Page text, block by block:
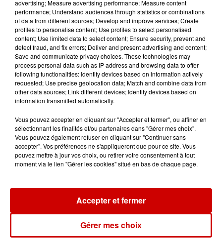
10h20
Incendies suspects en Deux-
Sèvres et en Maine-et-Loire : un
suspect...
8h49
Rennes : enquête ouverte après
un accident impliquant un
8 août 2026
Aide carburant pour les "grands
rouleurs" : le délai pour la...
8 août 2026
Royan : elle tente d’écraser son
ex-conjoint et dit regretter...
advertising; Measure advertising performance; Measure content
performance; Understand audiences through statistics or combinations
of data from different sources; Develop and improve services; Create
profiles to personalise content; Use profiles to select personalised
content; Use limited data to select content; Ensure security, prevent and
detect fraud, and fix errors; Deliver and present advertising and content;
Save and communicate privacy choices. These technologies may
process personal data such as IP address and browsing data to offer
following functionalities: Identify devices based on information actively
requested; Use precise geolocation data; Match and combine data from
other data sources; Link different devices; Identify devices based on
information transmitted automatically.
Vous pouvez accepter en cliquant sur "Accepter et fermer", ou affiner en
sélectionnant les finalités et/ou partenaires dans "Gérer mes choix".
Vous pouvez également refuser en cliquant sur "Continuer sans
accepter". Vos préférences ne s'appliqueront que pour ce site. Vous
pouvez mettre à jour vos choix, ou retirer votre consentement à tout
moment via le lien "Gérer les cookies" situé en bas de chaque page.
Gérer mes choix
Accepter et fermer